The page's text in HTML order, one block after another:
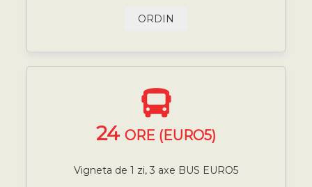
ORDIN
24 ORE (EURO5)
Vigneta de 1 zi, 3 axe BUS EURO5